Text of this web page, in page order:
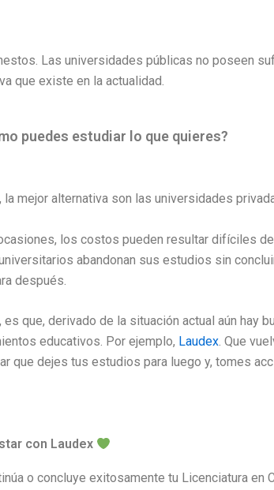
Las universidades públicas no poseen
que existe en la actualidad.
puedes estudiar lo que quieres?
la mejor alternativa son las universidades
los costos pueden resultar difíciles
abandonan sus estudios sin
después.
es que, derivado de la situación actual aún hay
educativos. Por ejemplo, Laudex. Que
que dejes tus estudios para luego y, tomes
con Laudex
o concluye exitosamente tu Licenciatura en